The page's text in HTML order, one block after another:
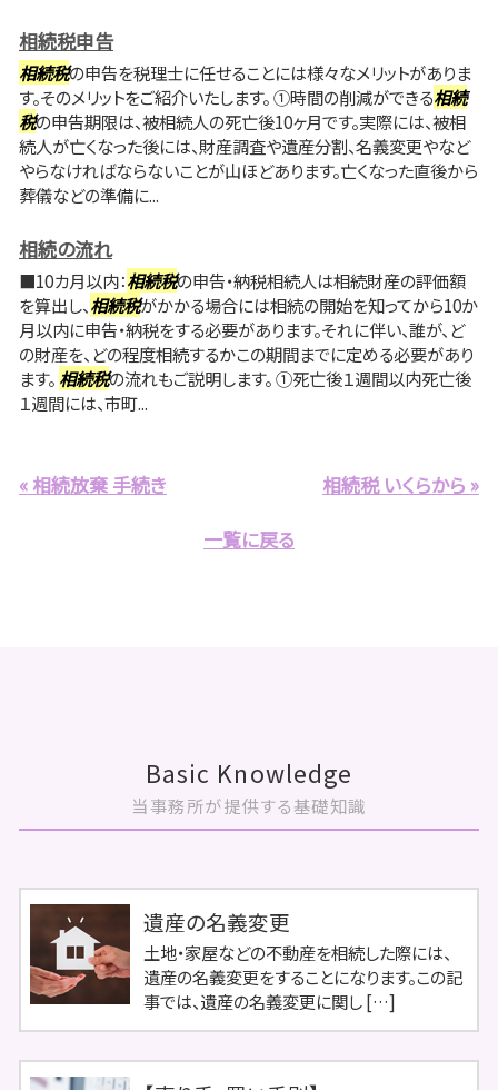
相続税申告
相続税の申告を税理士に任せることには様々なメリットがありま
す。そのメリットをご紹介いたします。 ①時間の削減ができる相続
税の申告期限は、被相続人の死亡後10ヶ月です。実際には、被相
続人が亡くなった後には、財産調査や遺産分割、名義変更やなど
やらなければならないことが山ほどあります。亡くなった直後から
葬儀などの準備に...
相続の流れ
■10カ月以内：相続税の申告・納税相続人は相続財産の評価額
を算出し、相続税がかかる場合には相続の開始を知ってから10か
月以内に申告・納税をする必要があります。それに伴い、誰が、ど
の財産を、どの程度相続するかこの期間までに定める必要があり
ます。 相続税の流れもご説明します。 ①死亡後１週間以内死亡後
１週間には、市町...
« 相続放棄 手続き
相続税 いくらから »
一覧に戻る
Basic Knowledge
当事務所が提供する基礎知識
遺産の名義変更
土地・家屋などの不動産を相続した際には、
遺産の名義変更をすることになります。この記
事では、遺産の名義変更に関し […]